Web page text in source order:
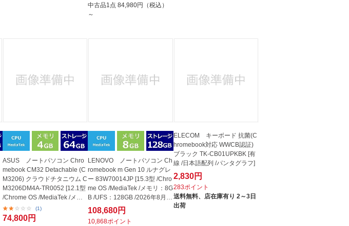
中古品1点84,980円（税込）
～
ASUS ノートパソコン Chro
mebook CM32 Detachable (C
M3206) クラウドチタニウム C
M3206DM4A-TR0052 [12.1型
/Chrome OS /MediaTek /メモ
リ：4GB /e...(1)
74,800円
LENOVO ノートパソコン Ch
romebook m Gen 10 ルナグレ
ー 83W70014JP [15.3型 /Chro
me OS /MediaTek /メモリ：8G
B /UFS：128GB /2026年8月モ
デル]
108,680円
10,868ポイント
ELECOM キーボード 抗菌(C
hromebook対応 WWCB認証)
ブラック TK-CB01UPKBK [有
線 /日本語配列 /パンタグラフ]
2,830円
283ポイント
送料無料、
店在庫有り 2～3日
出荷